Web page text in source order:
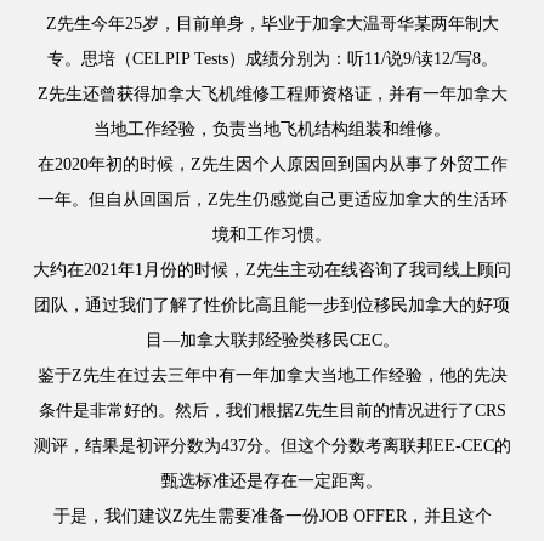
Z先生今年25岁，目前单身，毕业于加拿大温哥华某两年制大
专。思培（CELPIP Tests）成绩分别为：听11/说9/读12/写8。
Z先生还曾获得加拿大飞机维修工程师资格证，并有一年加拿大
当地工作经验，负责当地飞机结构组装和维修。
在2020年初 的时候，Z先生因个人原因回到国内从事了外贸工作
一年。 但 自从回国后，Z先生仍感觉自己更适应加拿大的生活环
境和工作习惯。
大约在2021年1月份的时候，Z先生主动在线咨询了我司线上顾问
团队，通过我们了解了性价比高且能一步到位移民加拿大的好项
目—加拿大联邦经验类移民CEC。
鉴于Z先生在过去三年中有一年加拿大当地工作经验，他的先决
条件是非常好的。 然后，我们根据Z先生目前的情况进行了CRS
测评，结果是初评分数为437分。 但这个分数考离联邦EE-CEC的
甄选标准还是存在一定距离。
于是，我们建议Z先生需要准备一份JOB OFFER，并且这个